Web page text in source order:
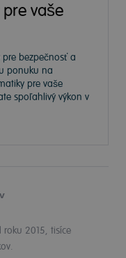
vaše
pre bezpečnosť a
ponuku na
pre vaše
spoľahlivý výkon v
roku 2015, tisíce